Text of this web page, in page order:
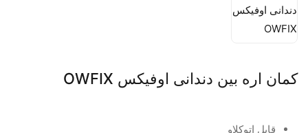
کمان اره بین دندانی اوفیکس OWFIX
قابل اتوکلاو